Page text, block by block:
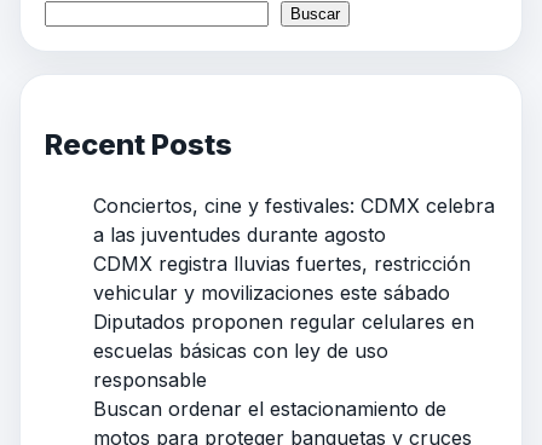
Buscar
Recent Posts
Conciertos, cine y festivales: CDMX celebra
a las juventudes durante agosto
CDMX registra lluvias fuertes, restricción
vehicular y movilizaciones este sábado
Diputados proponen regular celulares en
escuelas básicas con ley de uso
responsable
Buscan ordenar el estacionamiento de
motos para proteger banquetas y cruces